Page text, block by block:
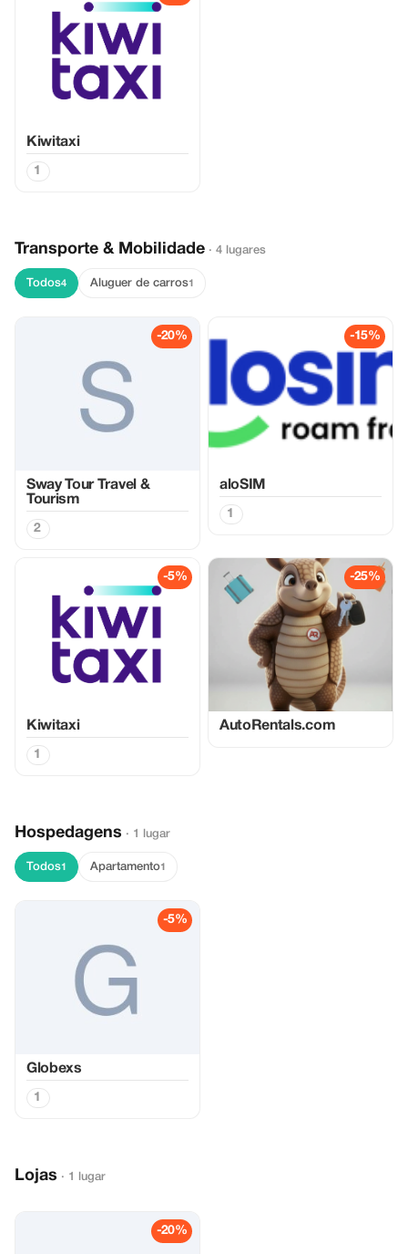
Kiwitaxi
1
Transporte & Mobilidade · 4 lugares
Todos4 Aluguer de carros1
-20%
Sway Tour Travel &
Tourism
2
-15%
aloSIM
1
-5%
Kiwitaxi
1
-25%
AutoRentals.com
Hospedagens · 1 lugar
Todos1 Apartamento1
-5%
Globexs
1
Lojas · 1 lugar
-20%